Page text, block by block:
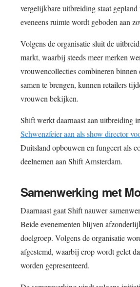
vergelijkbare uitbreiding staat
eveneens ruimte wordt geboden aan
Volgens de organisatie sluit de
markt, waarbij steeds meer merken
vrouwencollecties combineren
samen te brengen, kunnen retailers
vrouwen bekijken.
Shift werkt daarnaast aan uitbreiding
Schwenzfeier aan als show director
Duitsland opbouwen en fungeert als
deelnemen aan Shift Amsterdam.
Samenwerking met
Daarnaast gaat Shift nauwer
Beide evenementen blijven
doelgroep. Volgens de organisatie
afgestemd, waarbij erop wordt gelet
worden gepresenteerd.